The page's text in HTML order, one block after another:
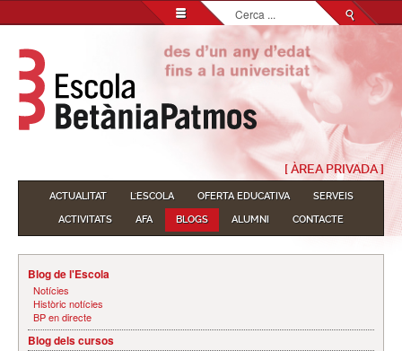
Cerca
...
[ ÀREA PRIVADA ]
ACTUALITAT L'ESCOLA OFERTA EDUCATIVA
SERVEIS
ACTIVITATS
AFA BLOGS ALUMNI CONTACTE
Blog de l'Escola
Notícies
Històric notícies
BP en directe
Blog dels cursos